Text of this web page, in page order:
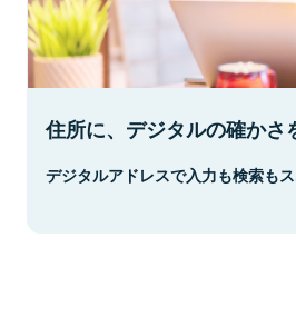
住所に、デジタルの確かさ
デジタルアドレスで入力も検索もス